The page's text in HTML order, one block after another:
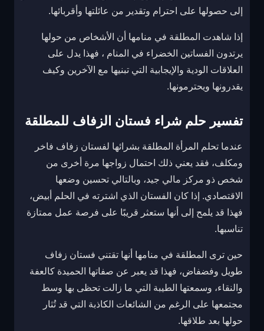
إلى حصولها على احترام وتقدير من عائلتها وأقربائها.
إذا شاهدت المطلقة في منامها أن الأشخاص من حولها
يرتدون الفساتين الخضراء في المنام ، فهذا يدل على
العلاقات الودية والإيجابية التي تبنيها مع الآخرين وكيف
يقدرونها ويحترمونها.
تفسير حلم شراء فستان الزفاف للمطلقة
عندما تحلم المرأة المطلقة بشرائها لفستان زفاف فاخر
ومكلف، فقد يعني ذلك احتمال زواجها مرة أخرى من
شخص ذو مركز مالي جيد، وبالتالي تحسين وضعها
الاقتصادي. إذا كان الفستان الذي اشترته في الحلم أبيض،
فهذا قد يلمح إلى أنها ستعثر قريبًا على فرصة عمل ممتازة
تناسبها.
حين ترى المطلقة في منامها أنها تقتني فستان زفاف
طويل وفضفاض، فهذا قد يعبر عن صفاتها الحميدة كالعفة
والنقاء، وسمعتها الطيبة التي ما زالت تحظى بها وسط
مجتمعها على الرغم من الشائعات الكاذبة التي قد تُثار
حولها بعد طلاقها.